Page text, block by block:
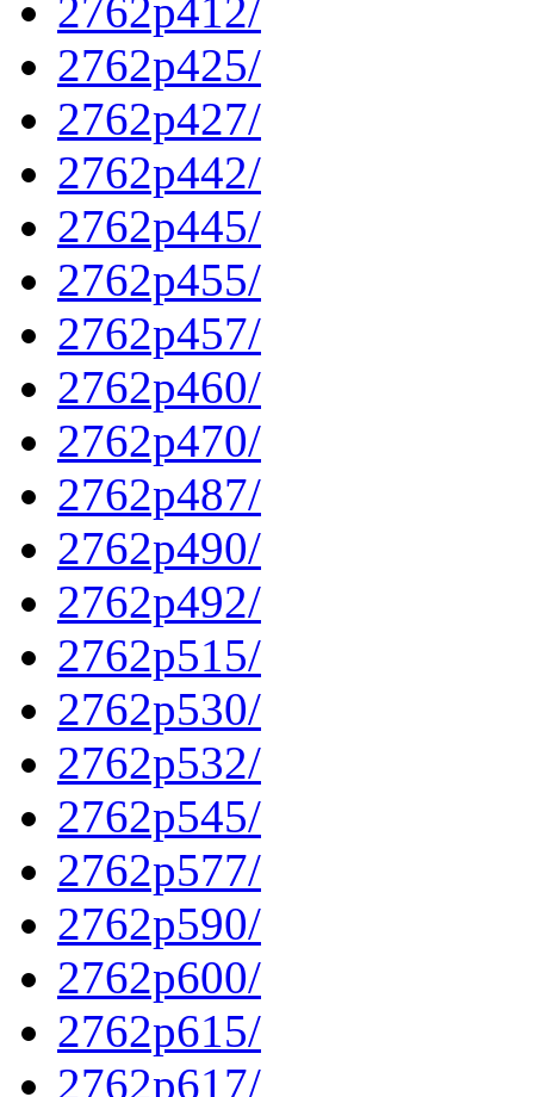
2762p412/
2762p425/
2762p427/
2762p442/
2762p445/
2762p455/
2762p457/
2762p460/
2762p470/
2762p487/
2762p490/
2762p492/
2762p515/
2762p530/
2762p532/
2762p545/
2762p577/
2762p590/
2762p600/
2762p615/
2762p617/